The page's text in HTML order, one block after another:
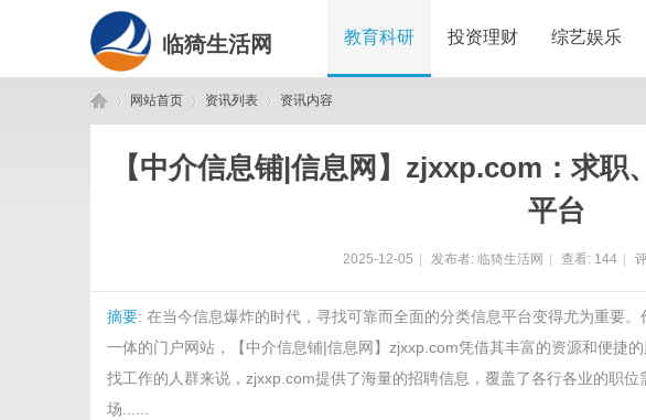
临猗生活网 教育科研 投资理财 综艺娱乐
网站首页 资讯列表 资讯内容
【中介信息铺|信息网】zjxxp.com：求
平台
2025-12-05 发布者: 临猗生活网 查看: 144
摘要: 在当今信息爆炸的时代，寻找可靠而全面的分类信息平台变得尤为重要
一体的门户网站，【中介信息铺|信息网】zjxxp.com凭借其丰富的资源和便捷
找工作的人群来说，zjxxp.com提供了海量的招聘信息，覆盖了各行各业的职
场......